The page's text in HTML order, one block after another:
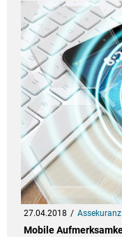
27.04.2018 Assekuranz
Mobile